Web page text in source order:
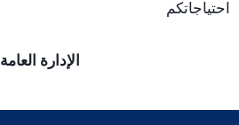
احتياجاتكم
الإدارة العامة